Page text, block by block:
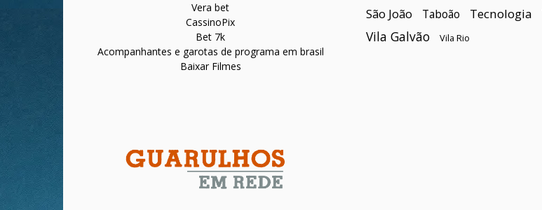
Vera bet
CassinoPix
Bet 7k
Acompanhantes e garotas de programa em brasil
Baixar Filmes
São João Taboão Tecnologia
Vila Galvão Vila Rio